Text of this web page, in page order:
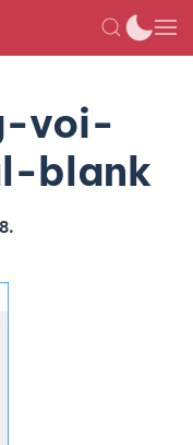
voi-
blank
.